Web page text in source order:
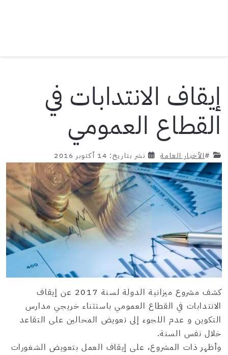
إيقاف الانتدابات في
القطاع العمومي
#الأخبار العامة نشر بتاريخ: 14 أكتوبر 2016
كشف مشروع ميزانية الدولة لسنة 2017 عن إيقاف
الانتدابات في القطاع العمومي باستثناء خريجي مدارس
التكوين و عدم اللجوء إلى تعويض المحالين على التقاعد
خلال نفس السنة.
وأظهر ذات المشروع، على إيقاف العمل بتعويض الشغورات